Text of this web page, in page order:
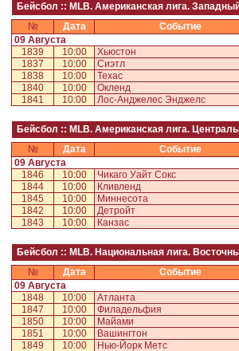
Бейсбол :: MLB. Американская лига.
№
Дата Событие
09 Августа
1839
10:00 Хьюстон
1837
10:00 Сиэтл
1838
10:00 Техас
1840
10:00 Окленд
1841
10:00 Лос-Анджелес Энджелс
Бейсбол :: MLB. Американская лига.
№
Дата Событие
09 Августа
1846
10:00 Чикаго Уайт Сокс
1844
10:00 Кливленд
1845
10:00 Миннесота
1842
10:00 Детройт
1843
10:00 Канзас
Бейсбол :: MLB. Национальная лига.
№
Дата Событие
09 Августа
1848
10:00 Атланта
1847
10:00 Филадельфия
1850
10:00 Майами
1851
10:00 Вашингтон
1849
10:00 Нью-Йорк Метс